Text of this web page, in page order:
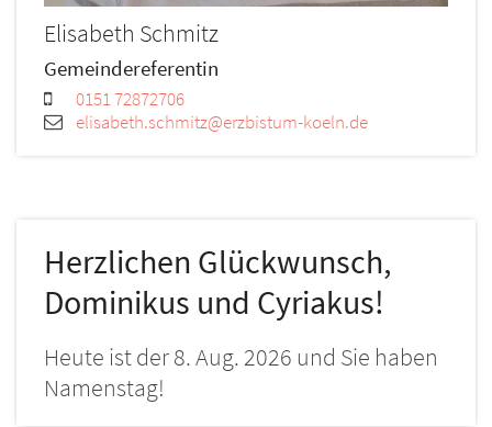
Elisabeth Schmitz
Gemeindereferentin
0151 72872706
elisabeth.schmitz@erzbistum-koeln.de
Herzlichen Glückwunsch,
Dominikus und Cyriakus!
Heute ist der 8. Aug. 2026 und Sie haben
Namenstag!